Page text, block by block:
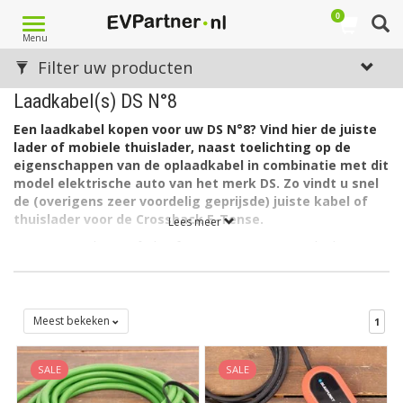
Toggle
navigation
Menu
0
Laadkabel(s) DS N°8
Een laadkabel kopen voor uw DS N°8? Vind hier de juiste
lader of mobiele thuislader, naast toelichting op de
eigenschappen van de oplaadkabel in combinatie met dit
model elektrische auto van het merk DS. Zo vindt u snel
de (overigens zeer voordelig geprijsde) juiste kabel of
thuislader voor de Crossback E-Tense.
De lader in de DS 3 Crossback kan ook laden via 1 fase met
maximaal 32A (1 x 7,4kW= 7,4kW).
Welk type laadkabel voor de DS N°8?
De DS N°8 heeft aan autozijde een aansluiting Type 2 en kan
laden via 3 fase met 16 ampère. Hiervoor is een EV laadkabel
Lees meer
Filter uw producten
Meest bekeken 1
SALE SALE